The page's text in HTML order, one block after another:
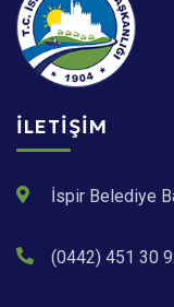
İLETIŞIM
İspir Belediye
(0442) 451 30